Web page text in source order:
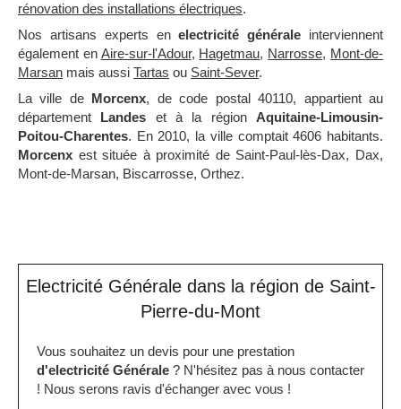
rénovation des installations électriques.
Nos artisans experts enelectricité générale interviennent
également en Aire-sur-l'Adour, Hagetmau, Narrosse, Mont-de-
Marsan mais aussi Tartas ou Saint-Sever.
La ville de Morcenx, de code postal 40110, appartient au
département Landes et à la régionAquitaine-Limousin-
Poitou-Charentes. En 2010, la ville comptait 4606 habitants.
Morcenx est située à proximité de Saint-Paul-lès-Dax, Dax,
Mont-de-Marsan, Biscarrosse, Orthez.
Electricité Générale dans la région de Saint-
Pierre-du-Mont
Vous souhaitez un devis pour une prestation
d'electricité Générale ? N'hésitez pas à nous contacter
! Nous serons ravis d'échanger avec vous !